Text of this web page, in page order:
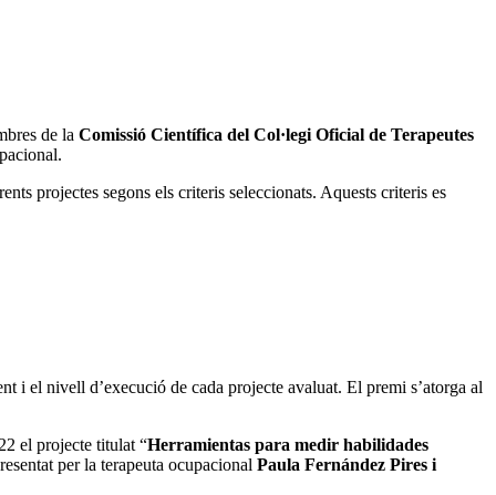
de la Comissió Científica del Col·legi Oficial de Terapeutes
projectes segons els criteris seleccionats. Aquests criteris es
i el nivell d’execució de cada projecte avaluat. El premi s’atorga al
el projecte titulat “Herramientas para medir habilidades
per la terapeuta ocupacional Paula Fernández Pires i